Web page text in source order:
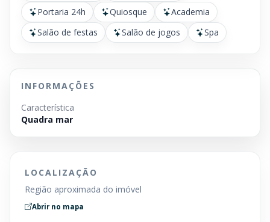
Portaria 24h
Quiosque
Academia
Salão de festas
Salão de jogos Spa
INFORMAÇÕES
Característica
Quadra mar
LOCALIZAÇÃO
Região aproximada do imóvel
Abrir no mapa